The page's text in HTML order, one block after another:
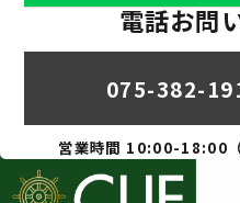
電話お問
075-382-
営業時間 10:00-18:00（